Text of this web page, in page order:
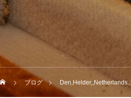
ブログ